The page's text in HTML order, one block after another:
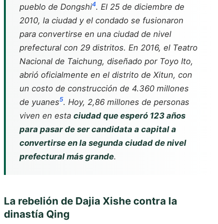
pueblo de Dongshi4. El 25 de diciembre de
2010, la ciudad y el condado se fusionaron
para convertirse en una ciudad de nivel
prefectural con 29 distritos. En 2016, el Teatro
Nacional de Taichung, diseñado por Toyo Ito,
abrió oficialmente en el distrito de Xitun, con
un costo de construcción de 4.360 millones
de yuanes5. Hoy, 2,86 millones de personas
viven en esta ciudad que esperó 123 años
para pasar de ser candidata a capital a
convertirse en la segunda ciudad de nivel
prefectural más grande.
La rebelión de Dajia Xishe contra la
dinastía Qing